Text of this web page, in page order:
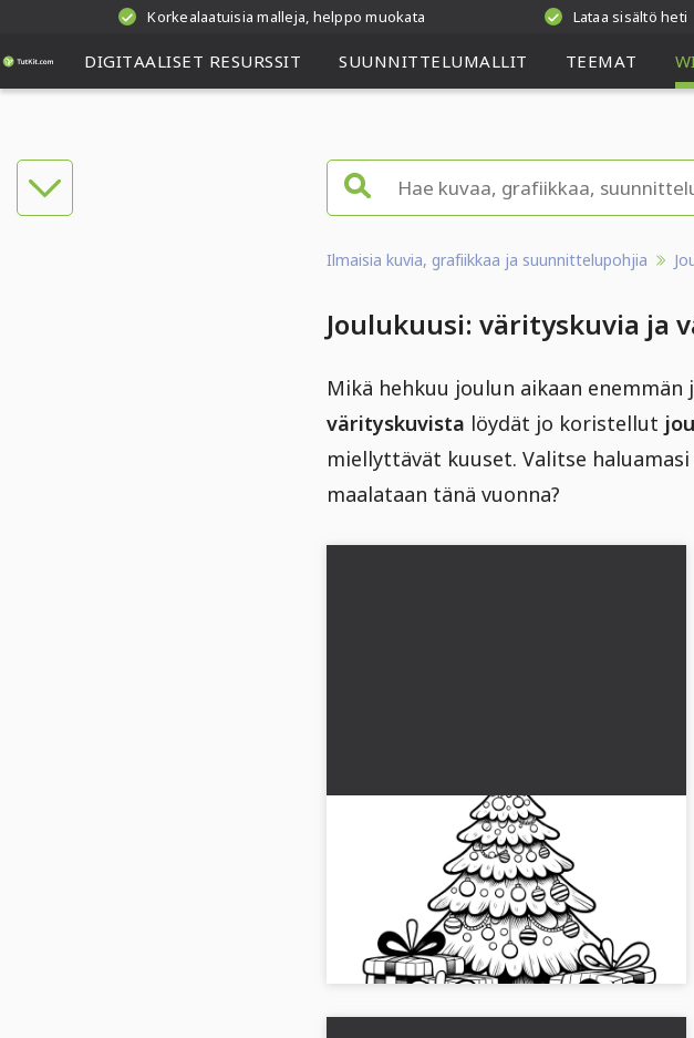
Korkealaatuisia malleja, helppo muokata Lataa sisältö heti
DIGITAALISET RESURSSIT SUUNNITTELUMALLIT TEEMAT
Ilmaisia kuvia, grafiikkaa ja suunnittelupohjia
Joulukuusi: värityskuvia ja
Mikä hehkuu joulun aikaan
värityskuvista löydät jo koristellut
miellyttävät kuuset. Valitse haluamasi
maalataan tänä vuonna?
Juhlapukuinen kuusi lahjoineen:
Värityskuva
Juhlapukuinen kuusipuu lahjoineen odottaa,
että värität sen. 🎄 Hae ilmainen värityskuva!...